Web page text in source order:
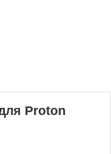
Proton